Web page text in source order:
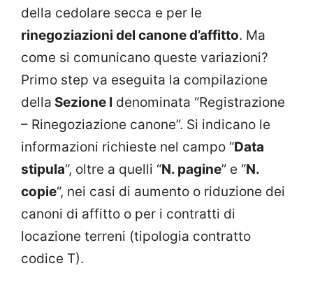
della cedolare secca e per le
rinegoziazioni del canone d’affitto. Ma
come si comunicano queste variazioni?
Primo step va eseguita la compilazione
della Sezione I denominata “Registrazione
– Rinegoziazione canone”. Si indicano le
informazioni richieste nel campo “Data
stipula“, oltre a quelli “N. pagine” e “N.
copie“, nei casi di aumento o riduzione dei
canoni di affitto o per i contratti di
locazione terreni (tipologia contratto
codice T).